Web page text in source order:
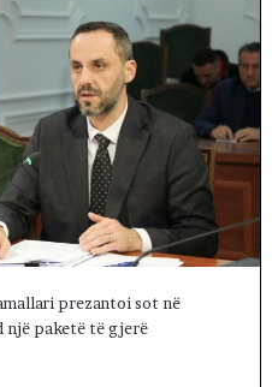
prezantoi sot në
një paketë të gjerë